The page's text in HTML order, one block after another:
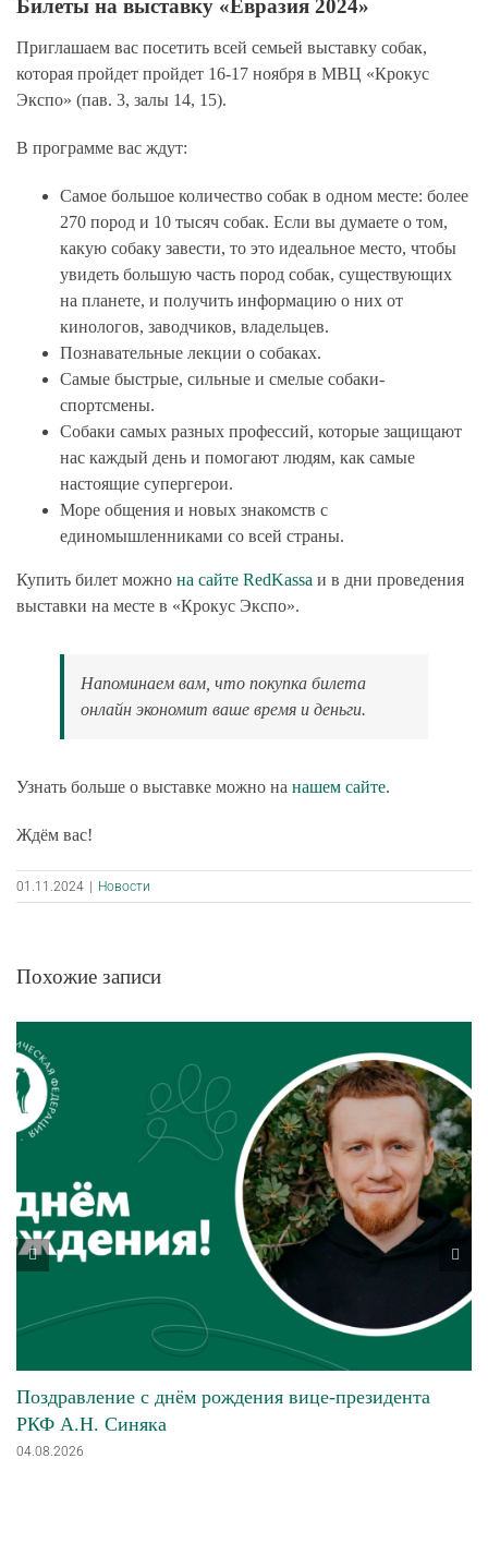
Билеты на выставку «Евразия 2024»
Приглашаем вас посетить всей семьей выставку собак,
которая пройдет пройдет 16-17 ноября в МВЦ «Крокус
Экспо» (пав. 3, залы 14, 15).
В программе вас ждут:
Самое большое количество собак в одном месте: более
270 пород и 10 тысяч собак. Если вы думаете о том,
какую собаку завести, то это идеальное место, чтобы
увидеть большую часть пород собак, существующих
на планете, и получить информацию о них от
кинологов, заводчиков, владельцев.
Познавательные лекции о собаках.
Самые быстрые, сильные и смелые собаки-
спортсмены.
Собаки самых разных профессий, которые защищают
нас каждый день и помогают людям, как самые
настоящие супергерои.
Море общения и новых знакомств с
единомышленниками со всей страны.
Купить билет можно на сайте RedKassa и в дни проведения
выставки на месте в «Крокус Экспо».
Напоминаем вам, что покупка билета
онлайн экономит ваше время и деньги.
Узнать больше о выставке можно на нашем сайте.
Ждём вас!
01.11.2024 | Новости
Похожие записи
Поздравление с днём рождения вице-президента
РКФ А.Н. Синяка
04.08.2026